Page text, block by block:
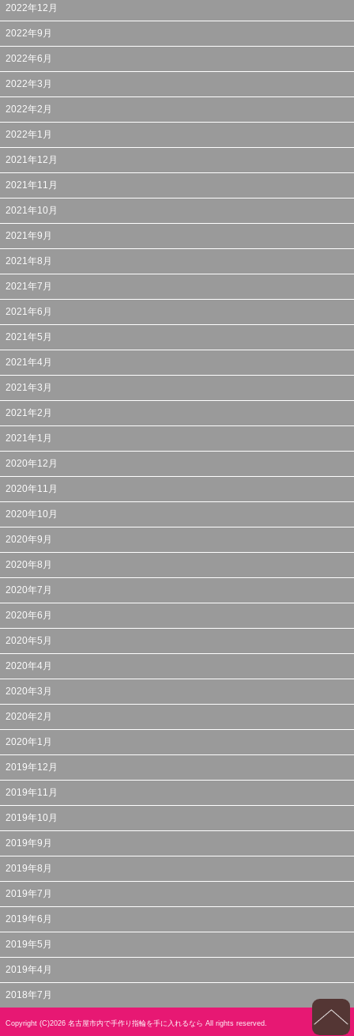
2022年12月
2022年9月
2022年6月
2022年3月
2022年2月
2022年1月
2021年12月
2021年11月
2021年10月
2021年9月
2021年8月
2021年7月
2021年6月
2021年5月
2021年4月
2021年3月
2021年2月
2021年1月
2020年12月
2020年11月
2020年10月
2020年9月
2020年8月
2020年7月
2020年6月
2020年5月
2020年4月
2020年3月
2020年2月
2020年1月
2019年12月
2019年11月
2019年10月
2019年9月
2019年8月
2019年7月
2019年6月
2019年5月
2019年4月
2018年7月
Copyright (C)2026 名古屋市内で手作り指輪を手に入れるなら All rights reserved.